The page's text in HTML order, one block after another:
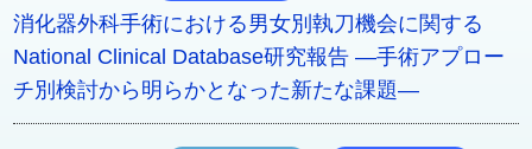
消化器外科手術における男女別執刀機会に関する
National Clinical Database研究報告 ―手術アプロー
チ別検討から明らかとなった新たな課題―